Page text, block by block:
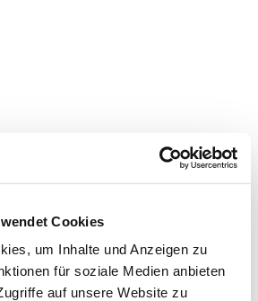
Cookies
um Inhalte und Anzeigen zu
für soziale Medien anbieten
auf unsere Website zu